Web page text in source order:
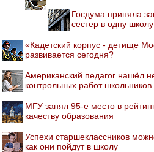
Госдума приняла
сестер в одну
«Кадетский корпус - детище
развивается сегодня?
Американский педагог нашёл
контрольных работ школьников
МГУ занял 95-е место в
качеству образования
Успехи старшеклассников
как они пойдут в школу